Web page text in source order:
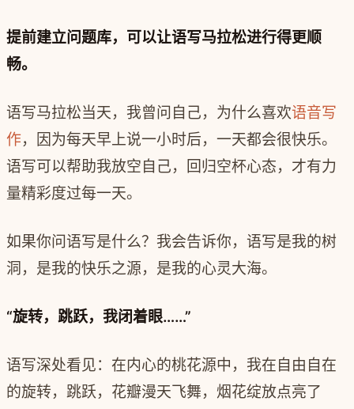
提前建立问题库，可以让语写马拉松进行得更顺
畅。
语写马拉松当天，我曾问自己，为什么喜欢语音写
作，因为每天早上说一小时后，一天都会很快乐。
语写可以帮助我放空自己，回归空杯心态，才有力
量精彩度过每一天。
如果你问语写是什么？我会告诉你，语写是我的树
洞，是我的快乐之源，是我的心灵大海。
“旋转，跳跃，我闭着眼……”
语写深处看见：在内心的桃花源中，我在自由自在
的旋转，跳跃，花瓣漫天飞舞，烟花绽放点亮了